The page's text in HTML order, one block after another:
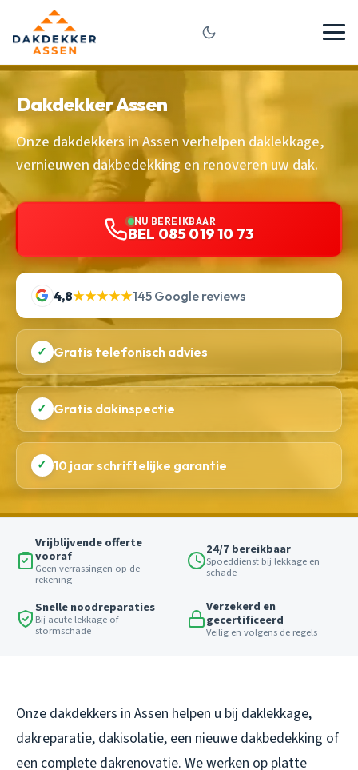
Dakdekker Assen
Onze dakdekkers in Assen verhelpen daklekkage,
vernieuwen dakbedekking en renoveren uw dak.
NU BEREIKBAAR
BEL 085 019 10 73
4,8★★★★★145 Google reviews
✓ Gratis telefonisch advies
✓ Gratis dakinspectie
✓ 10 jaar schriftelijke garantie
Vrijblijvende offerte
vooraf
Geen verrassingen op de
rekening
24/7 bereikbaar
Spoeddienst bij lekkage en
schade
Snelle noodreparaties
Bij acute lekkage of
stormschade
Verzekerd en
gecertificeerd
Veilig en volgens de regels
Onze dakdekkers in Assen helpen u bij daklekkage,
dakreparatie, dakisolatie, een nieuwe dakbedekking of
een complete dakrenovatie. We werken op platte